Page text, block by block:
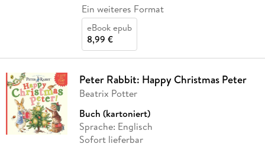
Ein weiteres Format
eBook epub
8,99 €
Peter Rabbit: Happy Christmas Peter
Beatrix Potter
Buch (kartoniert)
Sprache: Englisch
Sofort lieferbar